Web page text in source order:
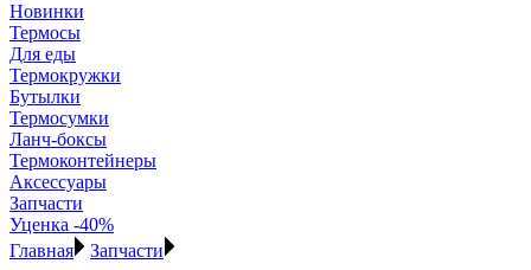
Новинки
Термосы
Для еды
Термокружки
Бутылки
Термосумки
Ланч-боксы
Термоконтейнеры
Аксессуары
Запчасти
Уценка -40%
Главная
Запчасти